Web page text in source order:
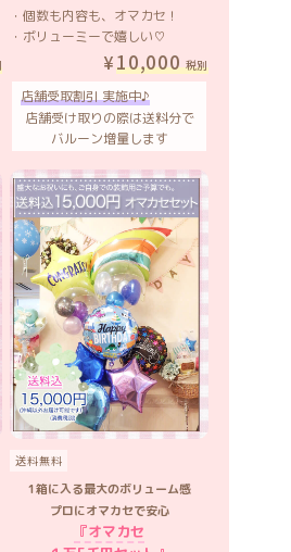
・個数も内容も、オマカセ！
・ボリューミーで嬉しい♡
10,000 税別
店舗受取割引 実施中♪
店舗受け取りの際は送料分で
バルーン増量します
1箱に入る最大のボリューム感
プロにオマカセで安心
『オマカセ
送料無料